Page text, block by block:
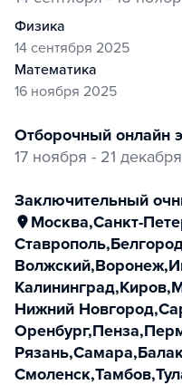
физика
14 сентября 2025
математика
16 ноября 2025
отборочный онлайн
17 ноября - 21
заключительный
Москва,Санкт-
Ставрополь,
Волжский,Воронеж,
Калининград,Киров,
Нижний Новгород,
Оренбург,Пенза,
Рязань,Самара,
Смоленск,Тамбов,